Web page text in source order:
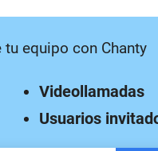
equipo con Chanty
Videollamadas
Usuarios